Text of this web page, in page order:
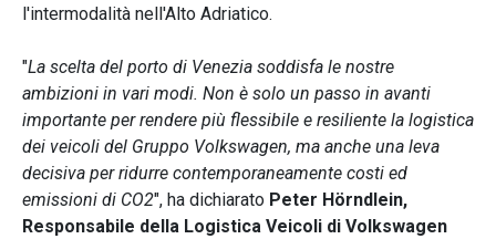
l'intermodalità nell'Alto Adriatico.
"La scelta del porto di Venezia soddisfa le nostre
ambizioni in vari modi. Non è solo un passo in avanti
importante per rendere più flessibile e resiliente la logistica
dei veicoli del Gruppo Volkswagen, ma anche una leva
decisiva per ridurre contemporaneamente costi ed
emissioni di CO2", ha dichiarato Peter Hörndlein,
Responsabile della Logistica Veicoli di Volkswagen